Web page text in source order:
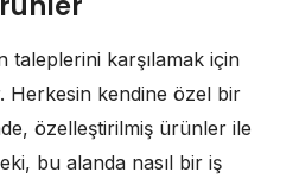
taleplerini karşılamak için
Herkesin kendine özel bir
özelleştirilmiş ürünler ile
bu alanda nasıl bir iş